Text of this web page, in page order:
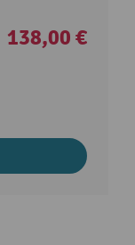
138,00 €